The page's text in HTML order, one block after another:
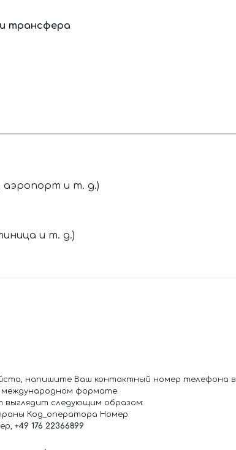
трансфера
аэропорт и т. д.)
и т. д.)
напишите Ваш контактный номер телефона в
международном формате.
выглядит следующим образом:
Код_оператора Номер
+49 176 22366899